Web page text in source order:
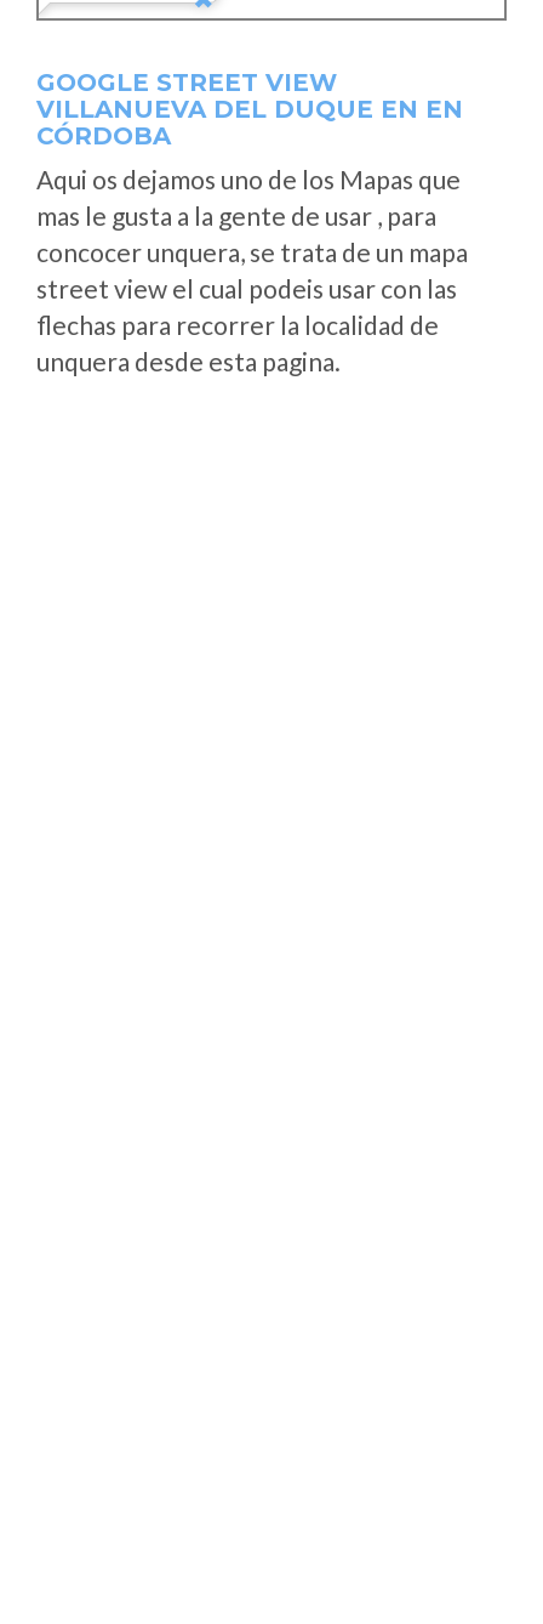
GOOGLE STREET VIEW
VILLANUEVA DEL DUQUE EN EN
CÓRDOBA
Aqui os dejamos uno de los Mapas que
mas le gusta a la gente de usar , para
concocer unquera, se trata de un mapa
street view el cual podeis usar con las
flechas para recorrer la localidad de
unquera desde esta pagina.